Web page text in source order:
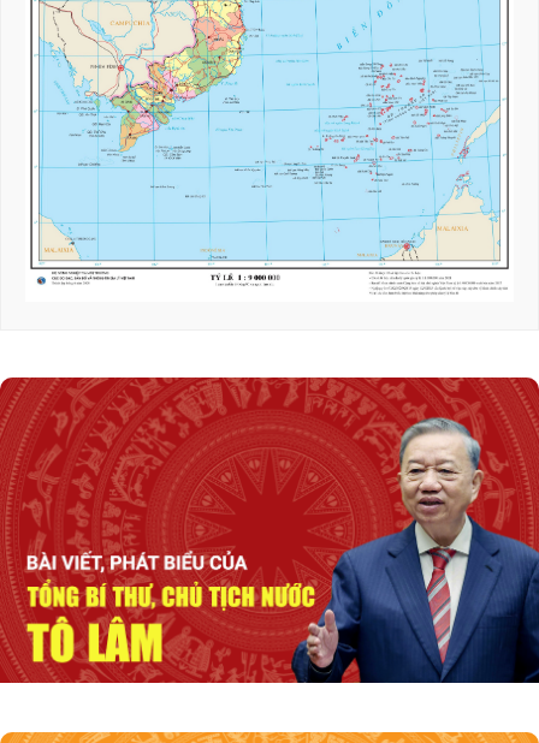
nhằm hoàn thiện thể chế, khắc phục khoảng
trống pháp lý
Thủ tướng Lê Minh Hưng: Xây dựng Khung
bảo đảm an ninh AI quốc gia và năng lực
chuyên trách về an ninh AI trong năm 2027
Cần nâng cao đồng bộ chất lượng của toàn hệ
thống giáo dục đại học
tác quy hoạch và tổ chức phát triển hạ tầng
Thúc đẩy hợp tác quốc phòng Việt Nam -
Malaysia
Tổng Bí thư, Chủ tịch nước Tô Lâm sắp thăm
cấp Nhà nước tới Australia và New Zealand
dựng một không gian mạng an toàn, tin cậy